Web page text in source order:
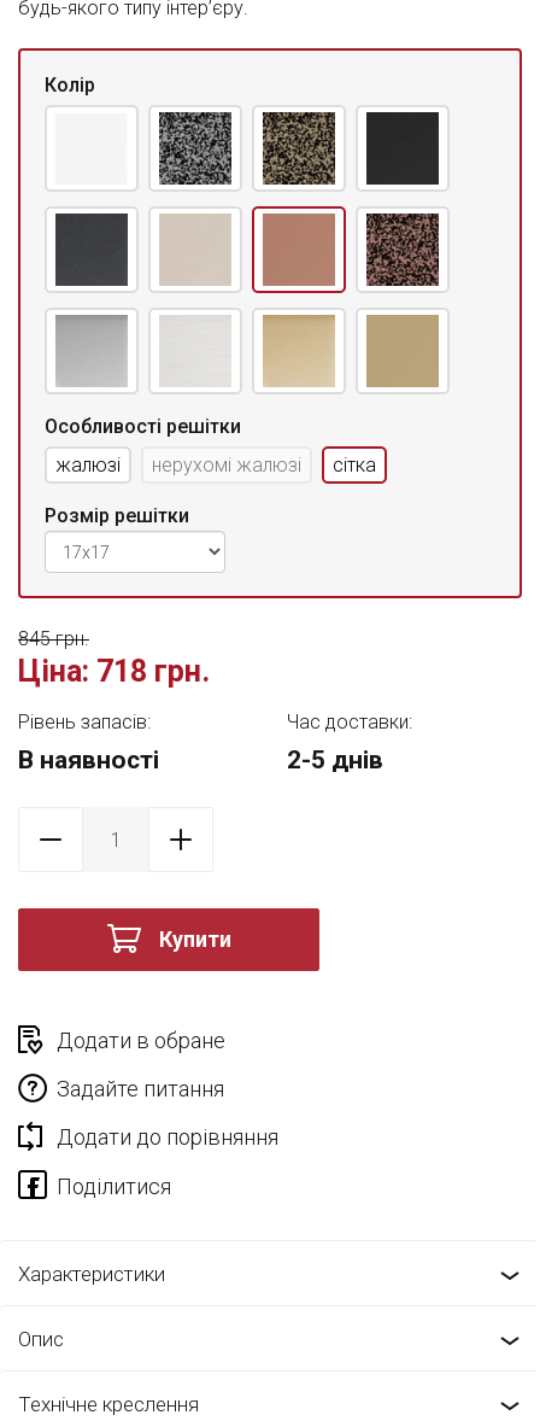
будь-якого типу інтер’єру.
Колір
Особливості решітки
жалюзі
нерухомі жалюзі сітка
Розмір решітки
Ціна: 718 грн.
845 грн.
Рівень запасів:
В наявності
Час доставки:
2-5 днів
Купити
Додати в обране
Задайте питання
Додати до порівняння
Характеристики
Опис
Технічне креслення